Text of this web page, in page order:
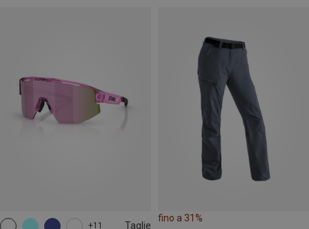
+11 Taglie
fino a 31%